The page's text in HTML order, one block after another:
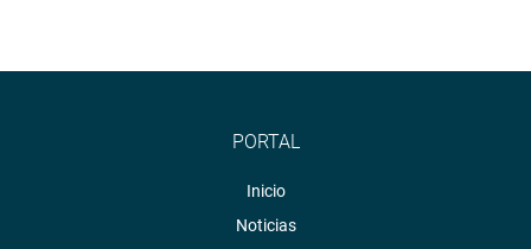
PORTAL
Inicio
Noticias